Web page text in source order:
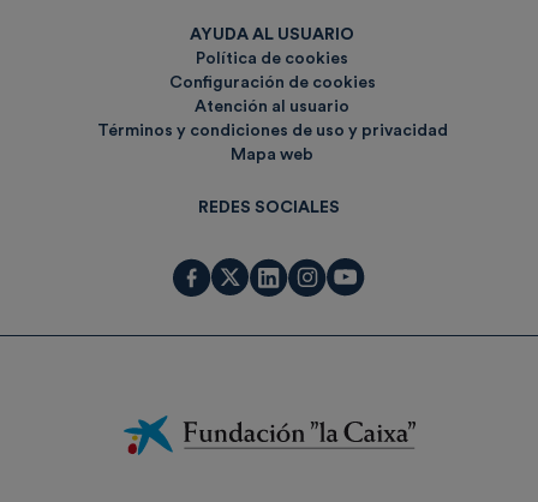
AYUDA AL USUARIO
Política de cookies
Configuración de cookies
Atención al usuario
Términos y condiciones de uso y privacidad
Mapa web
REDES SOCIALES
Fundación
La